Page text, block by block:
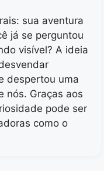
sua aventura
já se perguntou
visível? A ideia
despertou uma
nós. Graças aos
pode ser
como o